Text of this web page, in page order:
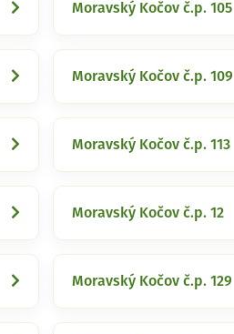
Moravský Kočov č.p. 105
Moravský Kočov č.p. 109
Moravský Kočov č.p. 113
Moravský Kočov č.p. 12
Moravský Kočov č.p. 129